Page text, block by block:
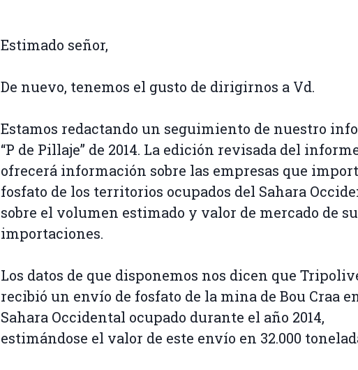
Estimado señor,
De nuevo, tenemos el gusto de dirigirnos a Vd.
Estamos redactando un seguimiento de nuestro
“P de Pillaje” de 2014. La edición revisada del
ofrecerá información sobre las empresas que
fosfato de los territorios ocupados del Sahara
sobre el volumen estimado y valor de mercado de
importaciones.
Los datos de que disponemos nos dicen que
recibió un envío de fosfato de la mina de Bou Craa
Sahara Occidental ocupado durante el año 2014,
estimándose el valor de este envío en 32.000